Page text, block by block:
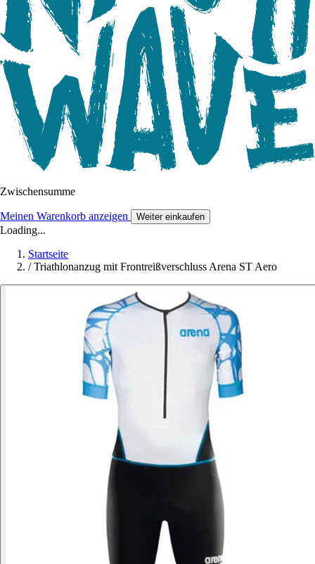
Zwischensumme
Meinen Warenkorb anzeigen Weiter einkaufen
Loading...
Startseite
/ Triathlonanzug mit Frontreißverschluss Arena ST Aero